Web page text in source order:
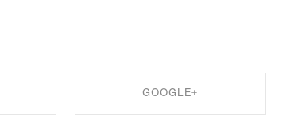
GOOGLE+